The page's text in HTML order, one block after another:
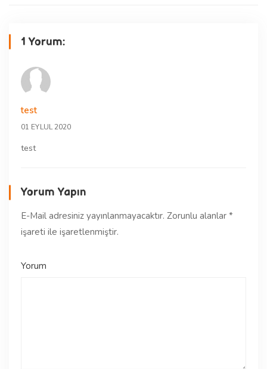
1 Yorum:
test
01 EYLUL 2020
test
Yorum Yapın
E-Mail adresiniz yayınlanmayacaktır. Zorunlu alanlar *
işareti ile işaretlenmiştir.
Yorum